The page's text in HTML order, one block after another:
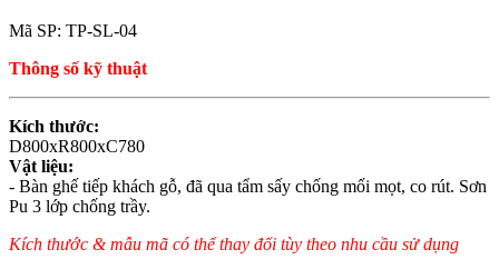
Mã SP: TP-SL-04
Thông số kỹ thuật
Kích thước:
D800xR800xC780
Vật liệu:
- Bàn ghế tiếp khách gỗ, đã qua tẩm sấy chống mối mọt, co rút. Sơn
Pu 3 lớp chống trầy.
Kích thước & mẫu mã có thể thay đổi tùy theo nhu cầu sử dụng